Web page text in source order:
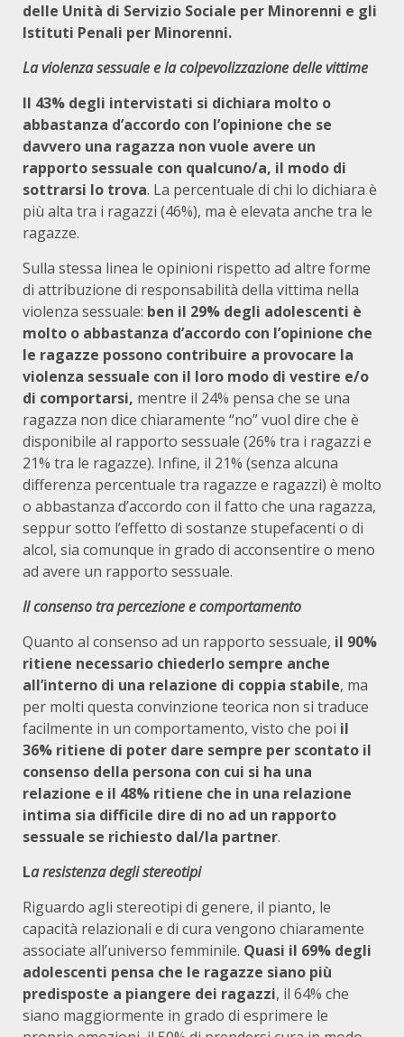
delle Unità di Servizio Sociale per Minorenni e gli
Istituti Penali per Minorenni.
La violenza sessuale e la colpevolizzazione delle vittime
Il 43% degli intervistati si dichiara molto o
abbastanza d’accordo con l’opinione che se
davvero una ragazza non vuole avere un
rapporto sessuale con qualcuno/a, il modo di
sottrarsi lo trova. La percentuale di chi lo dichiara è
più alta tra i ragazzi (46%), ma è elevata anche tra le
ragazze.
Sulla stessa linea le opinioni rispetto ad altre forme
di attribuzione di responsabilità della vittima nella
violenza sessuale: ben il 29% degli adolescenti è
molto o abbastanza d’accordo con l’opinione che
le ragazze possono contribuire a provocare la
violenza sessuale con il loro modo di vestire e/o
di comportarsi, mentre il 24% pensa che se una
ragazza non dice chiaramente “no” vuol dire che è
disponibile al rapporto sessuale (26% tra i ragazzi e
21% tra le ragazze). Infine, il 21% (senza alcuna
differenza percentuale tra ragazze e ragazzi) è molto
o abbastanza d’accordo con il fatto che una ragazza,
seppur sotto l’effetto di sostanze stupefacenti o di
alcol, sia comunque in grado di acconsentire o meno
ad avere un rapporto sessuale.
Il consenso tra percezione e comportamento
Quanto al consenso ad un rapporto sessuale, il 90%
ritiene necessario chiederlo sempre anche
all’interno di una relazione di coppia stabile, ma
per molti questa convinzione teorica non si traduce
facilmente in un comportamento, visto che poi il
36% ritiene di poter dare sempre per scontato il
consenso della persona con cui si ha una
relazione e il 48% ritiene che in una relazione
intima sia difficile dire di no ad un rapporto
sessuale se richiesto dal/la partner.
La resistenza degli stereotipi
Riguardo agli stereotipi di genere, il pianto, le
capacità relazionali e di cura vengono chiaramente
associate all’universo femminile. Quasi il 69% degli
adolescenti pensa che le ragazze siano più
predisposte a piangere dei ragazzi, il 64% che
siano maggiormente in grado di esprimere le